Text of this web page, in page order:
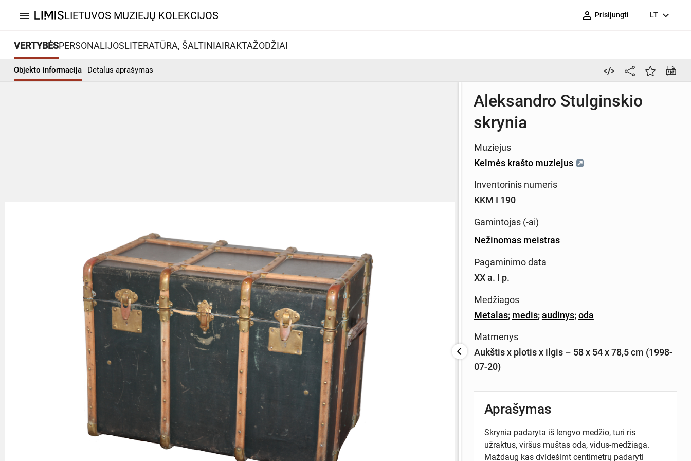
menu LIETUVOS MUZIEJŲ KOLEKCIJOS person_outline Prisijungti LT expand_more
VERTYBĖSPERSONALIJOSLITERATŪRA, ŠALTINIAIRAKTAŽODŽIAI
Objekto informacija Detalus aprašymas
Aleksandro Stulginskio
skrynia
Muziejus
Kelmės krašto muziejus
Inventorinis numeris
KKM I 190
Gamintojas (-ai)
Nežinomas meistras
Pagaminimo data
XX a. I p.
Medžiagos
Metalas; medis;audinys;oda
Matmenys
Aukštis x plotis x ilgis – 58 x 54 x 78,5 cm (1998-
07-20)
Aprašymas
Skrynia padaryta iš lengvo medžio, turi ris
užraktus, viršus muštas oda, vidus-medžiaga.
Maždaug kas dvidešimt centimetrų padaryti